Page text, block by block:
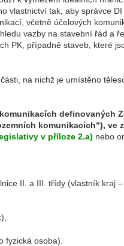
vlastnictví tak, aby správce
včetně účelových
vazby na stavební řád a
PK, případně staveb, které
na nichž je umístěno
definovaných
komunikacích“), ve
v příloze 2.a) nebo
II. a III. třídy (vlastník kraj
fyzická osoba).